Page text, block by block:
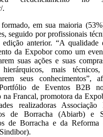
.
em sua maioria
seguido por profissionais
edição anterior. “A qualidade
da Expobor como um
suas ações e suas
mais técnicos,
seus conhecimentos”,
de Eventos B2B
na Francal, promotora da
realizadoras Associação
de Borracha (Abiarb) e
de Borracha e da Reforma